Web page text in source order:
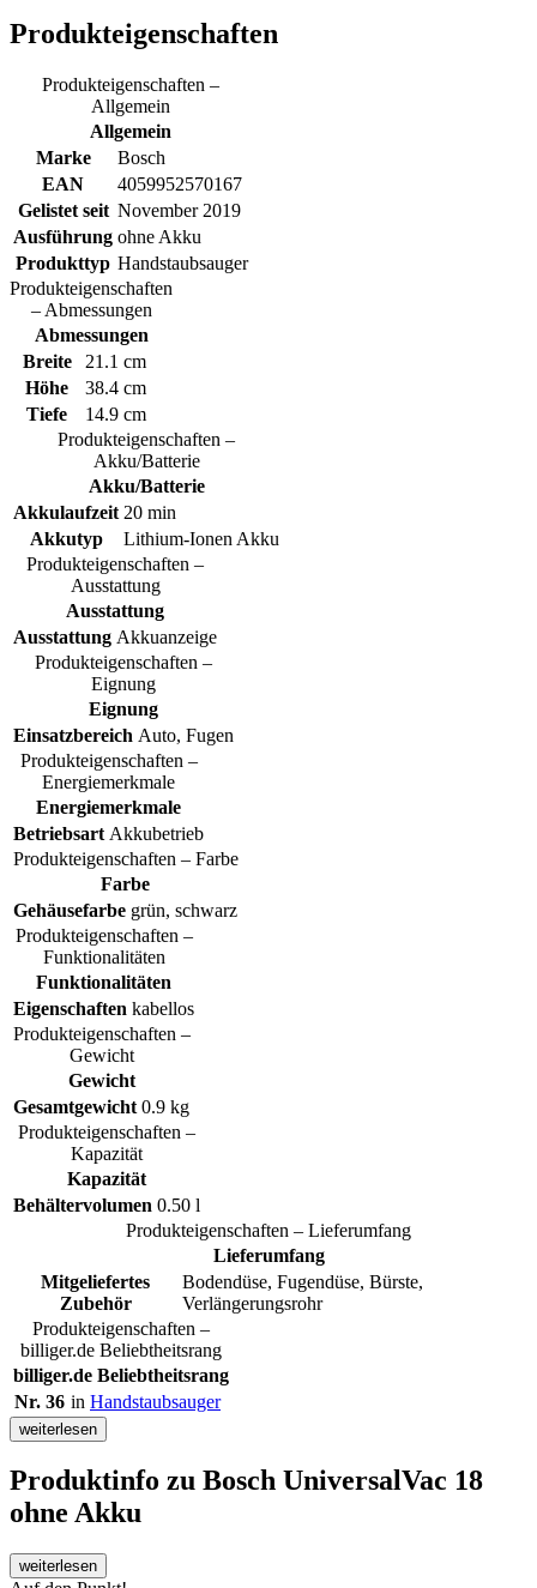
Produkteigenschaften
Produkteigenschaften –
Allgemein
Allgemein
Marke
Bosch
EAN
4059952570167
Gelistet seit November 2019
Ausführung ohne Akku
Produkttyp Handstaubsauger
Produkteigenschaften
– Abmessungen
Abmessungen
Breite
21.1 cm
Höhe
38.4 cm
Tiefe
14.9 cm
Produkteigenschaften –
Akku/Batterie
Akku/Batterie
Akkulaufzeit 20 min
Akkutyp
Lithium-Ionen Akku
Produkteigenschaften –
Ausstattung
Ausstattung
Ausstattung Akkuanzeige
Produkteigenschaften –
Eignung
Eignung
Einsatzbereich Auto, Fugen
Produkteigenschaften –
Energiemerkmale
Energiemerkmale
Betriebsart Akkubetrieb
Produkteigenschaften – Farbe
Farbe
Gehäusefarbe grün, schwarz
Produkteigenschaften –
Funktionalitäten
Funktionalitäten
Eigenschaften kabellos
Produkteigenschaften –
Gewicht
Gewicht
Gesamtgewicht 0.9 kg
Produkteigenschaften –
Kapazität
Kapazität
Behältervolumen 0.50 l
Produkteigenschaften – Lieferumfang
Lieferumfang
Mitgeliefertes
Zubehör
Bodendüse, Fugendüse, Bürste,
Verlängerungsrohr
Produkteigenschaften –
billiger.de Beliebtheitsrang
billiger.de Beliebtheitsrang
Nr. 36 in Handstaubsauger
weiterlesen
Produktinfo zu Bosch UniversalVac 18
ohne Akku
weiterlesen